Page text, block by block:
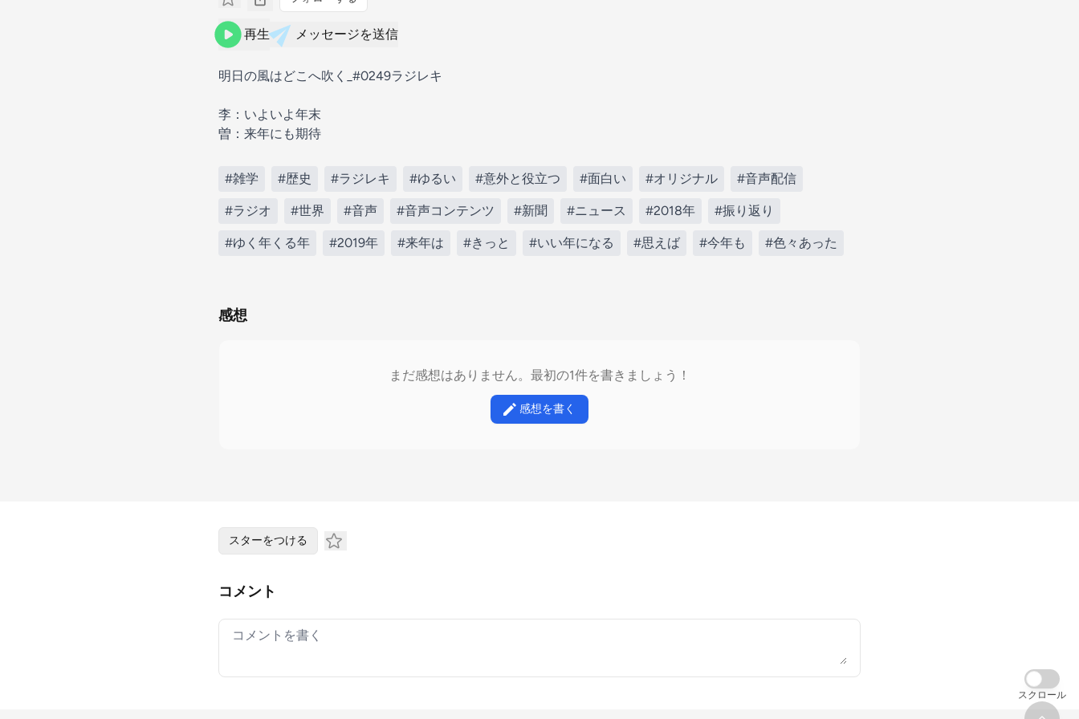
再生 メッセージを送信
明日の風はどこへ吹く_#0249ラジレキ
李：いよいよ年末
曽：来年にも期待
#雑学 #歴史 #ラジレキ #ゆるい #意外と役立つ #面白い #オリジナル #音声配信
#ラジオ #世界 #音声 #音声コンテンツ #新聞 #ニュース #2018年 #振り返り
#ゆく年くる年 #2019年 #来年は #きっと #いい年になる #思えば #今年も #色々あった
感想
まだ感想はありません。最初の1件を書きましょう！
感想を書く
スターをつける
コメント
Your comment
スクロール